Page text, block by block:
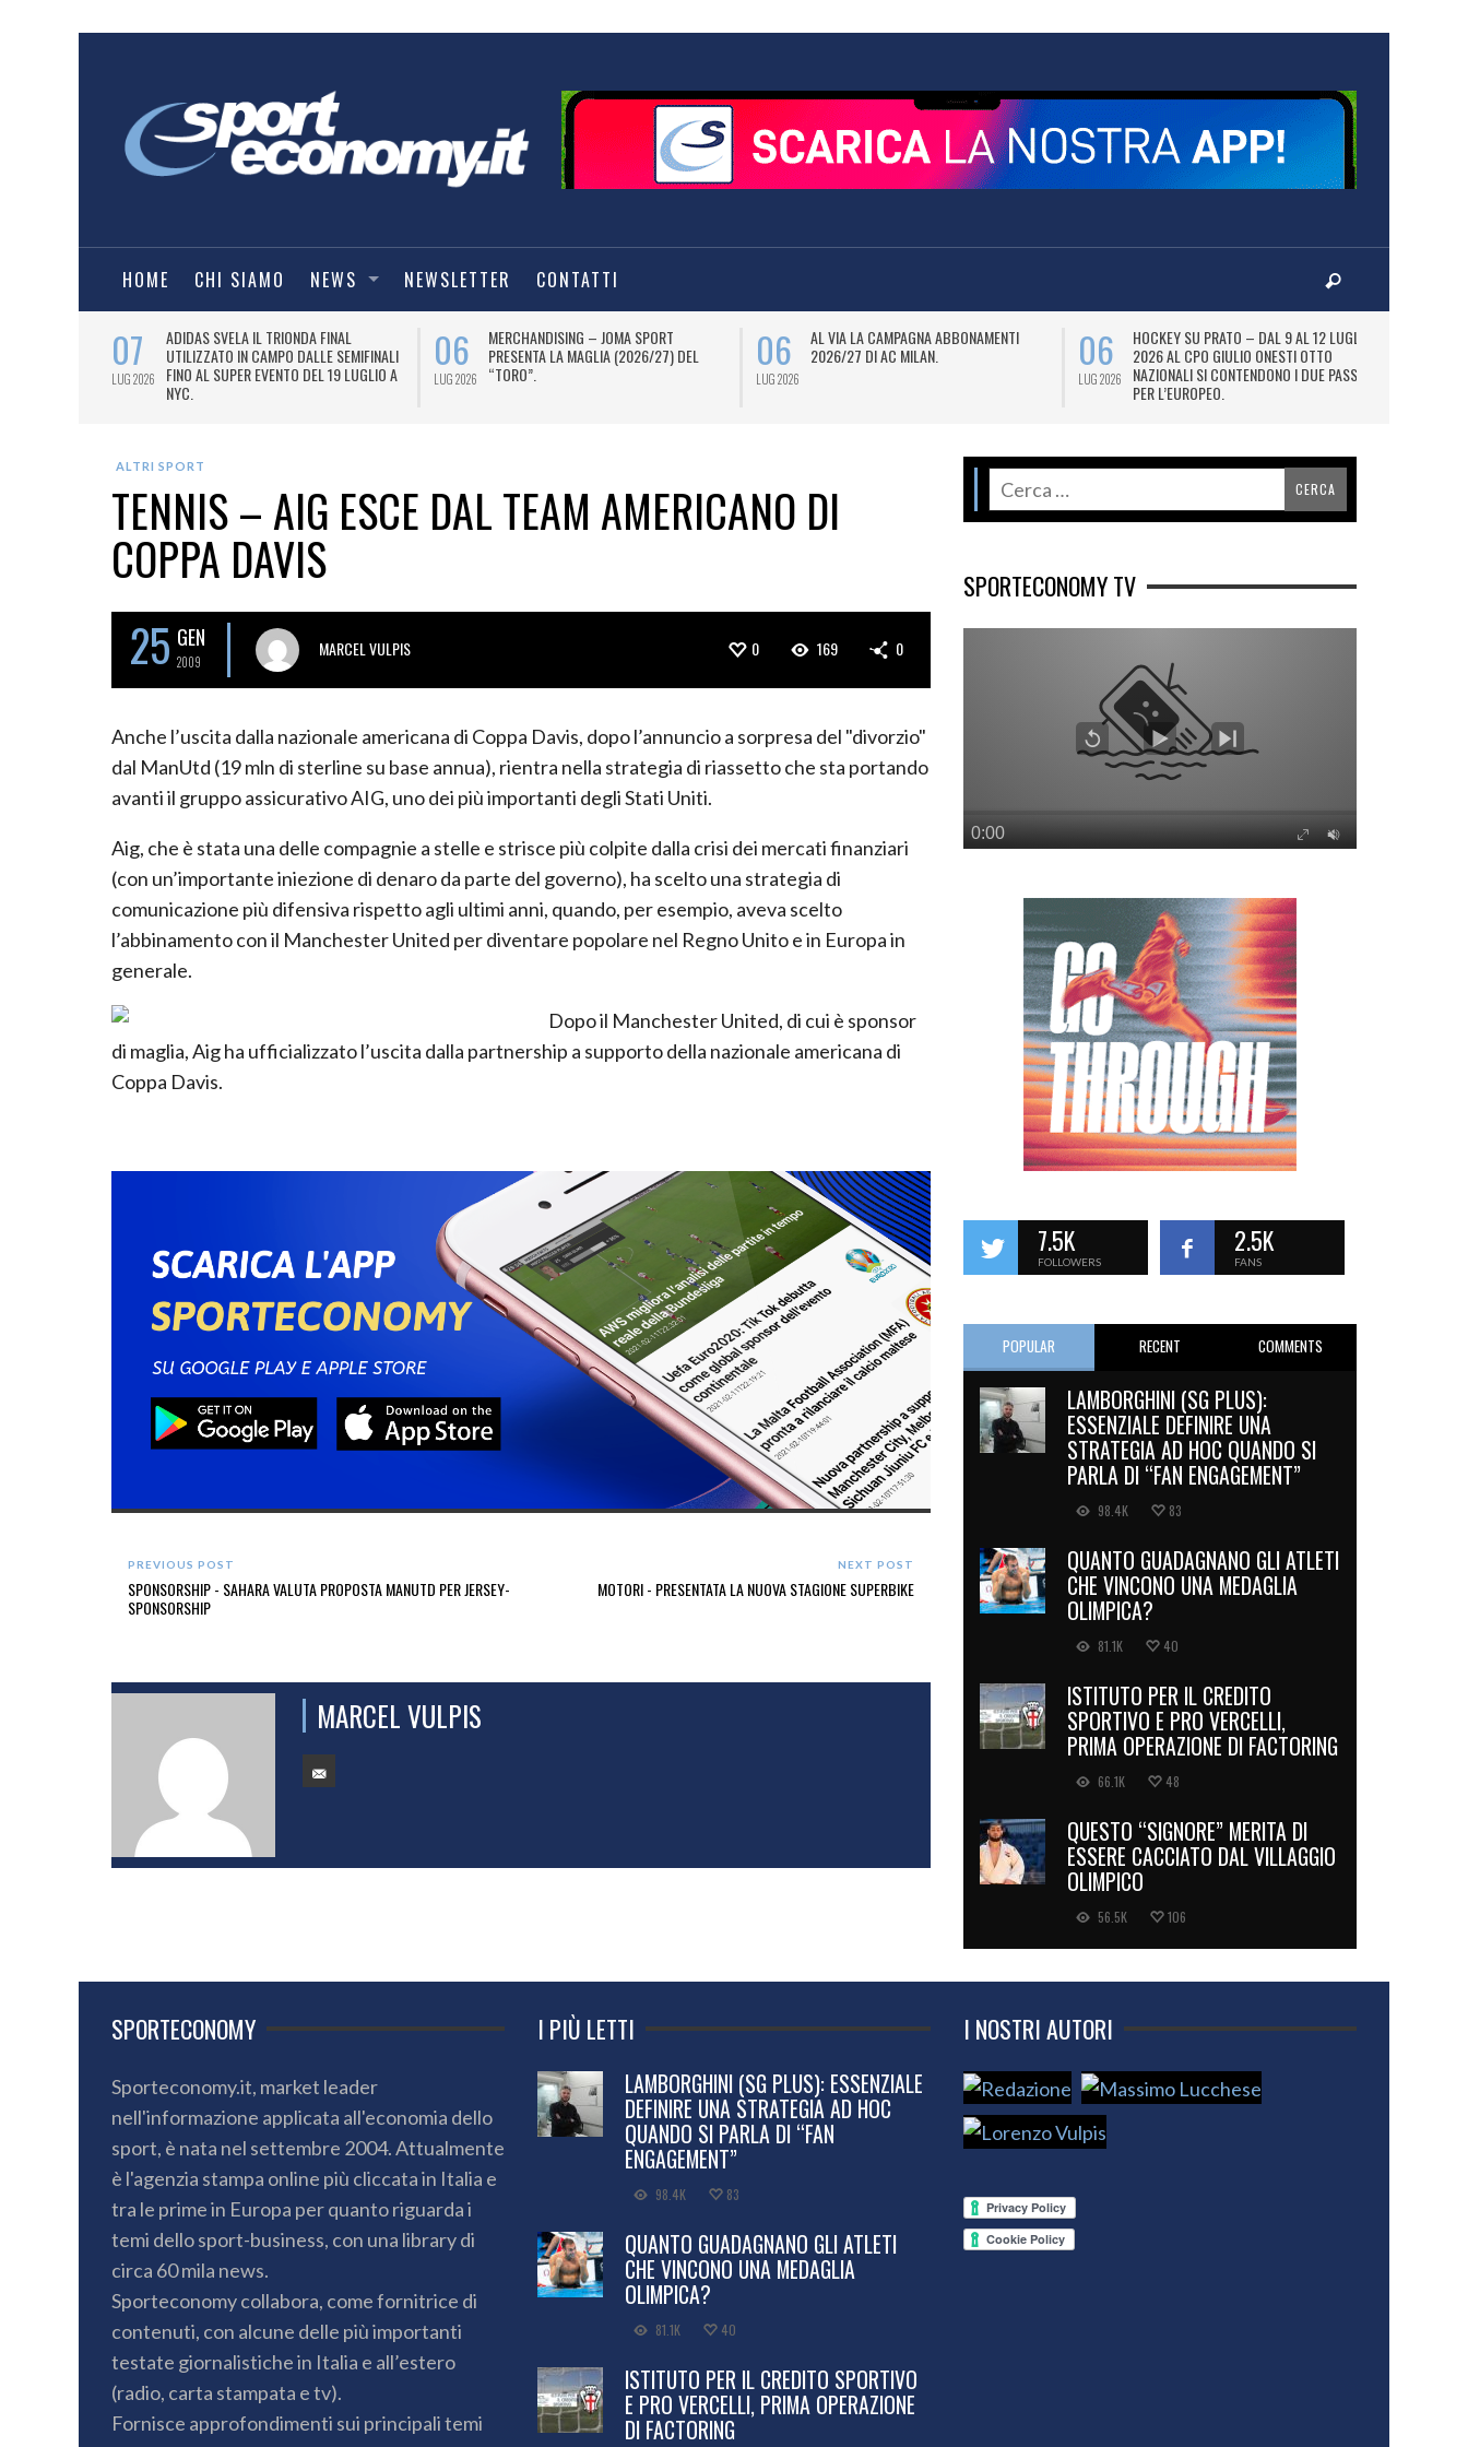
HOME CHI SIAMO NEWS NEWSLETTER CONTATTI
07
LUG 2026
ADIDAS SVELA IL TRIONDA FINAL
UTILIZZATO IN CAMPO DALLE SEMIFINALI
FINO AL SUPER EVENTO DEL 19 LUGLIO A
NYC.
06
LUG 2026
MERCHANDISING – JOMA SPORT
PRESENTA LA MAGLIA (2026/27) DEL
“TORO”.
06
LUG 2026
AL VIA LA CAMPAGNA ABBONAMENTI
2026/27 DI AC MILAN.
06
LUG 2026
HOCKEY SU PRATO – DAL 9 AL 12 LUGLIO
2026 AL CPO GIULIO ONESTI OTTO
NAZIONALI SI CONTENDONO I DUE PASS
PER L’EUROPEO.
ALTRI SPORT
TENNIS – AIG ESCE DAL TEAM AMERICANO DI
COPPA DAVIS
25 GEN
2009
MARCEL VULPIS 0 169 0
Anche l’uscita dalla nazionale americana di Coppa Davis, dopo l’annuncio a sorpresa del "divorzio"
dal ManUtd (19 mln di sterline su base annua), rientra nella strategia di riassetto che sta portando
avanti il gruppo assicurativo AIG, uno dei più importanti degli Stati Uniti.
Aig, che è stata una delle compagnie a stelle e strisce più colpite dalla crisi dei mercati finanziari
(con un’importante iniezione di denaro da parte del governo), ha scelto una strategia di
comunicazione più difensiva rispetto agli ultimi anni, quando, per esempio, aveva scelto
l’abbinamento con il Manchester United per diventare popolare nel Regno Unito e in Europa in
generale.
Dopo il Manchester United, di cui è sponsor
di maglia, Aig ha ufficializzato l’uscita dalla partnership a supporto della nazionale americana di
Coppa Davis.
PREVIOUS POST
SPONSORSHIP - SAHARA VALUTA PROPOSTA MANUTD PER JERSEY-
SPONSORSHIP
NEXT POST
MOTORI - PRESENTATA LA NUOVA STAGIONE SUPERBIKE
MARCEL VULPIS
SPORTECONOMY TV
7.5K
FOLLOWERS
2.5K
FANS
POPULAR RECENT COMMENTS
LAMBORGHINI (SG PLUS):
ESSENZIALE DEFINIRE UNA
STRATEGIA AD HOC QUANDO SI
PARLA DI “FAN ENGAGEMENT”
98.4K 83
QUANTO GUADAGNANO GLI ATLETI
CHE VINCONO UNA MEDAGLIA
OLIMPICA?
81.1K 40
ISTITUTO PER IL CREDITO
SPORTIVO E PRO VERCELLI,
PRIMA OPERAZIONE DI FACTORING
66.1K 48
QUESTO “SIGNORE” MERITA DI
ESSERE CACCIATO DAL VILLAGGIO
OLIMPICO
56.5K 106
SPORTECONOMY
Sporteconomy.it, market leader
nell'informazione applicata all'economia dello
sport, è nata nel settembre 2004. Attualmente
è l'agenzia stampa online più cliccata in Italia e
tra le prime in Europa per quanto riguarda i
temi dello sport-business, con una library di
circa 60 mila news.
Sporteconomy collabora, come fornitrice di
contenuti, con alcune delle più importanti
testate giornalistiche in Italia e all’estero
(radio, carta stampata e tv).
Fornisce approfondimenti sui principali temi
I PIÙ LETTI
LAMBORGHINI (SG PLUS): ESSENZIALE
DEFINIRE UNA STRATEGIA AD HOC
QUANDO SI PARLA DI “FAN
ENGAGEMENT”
98.4K 83
QUANTO GUADAGNANO GLI ATLETI
CHE VINCONO UNA MEDAGLIA
OLIMPICA?
81.1K 40
ISTITUTO PER IL CREDITO SPORTIVO
E PRO VERCELLI, PRIMA OPERAZIONE
DI FACTORING
I NOSTRI AUTORI